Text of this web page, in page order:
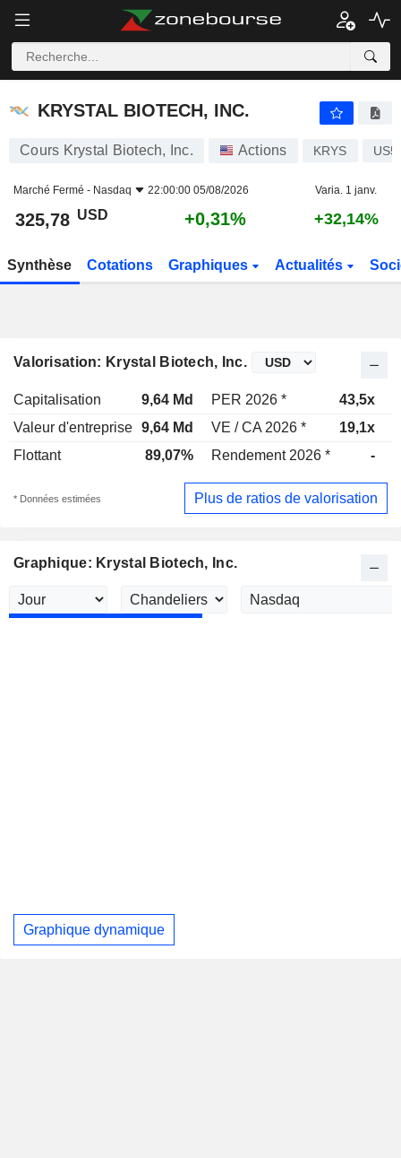
KRYSTAL BIOTECH, INC.
KRYSTAL BIOTECH, INC.
Cours Krystal Biotech, Inc. Actions KRYS
Marché Fermé - Nasdaq 22:00:00 05/08/2026 Varia. 1 janv.
325,78 USD +0,31% +32,14%
Synthèse Cotations Graphiques Actualités
Valorisation: Krystal Biotech, Inc.
Capitalisation 9,64 Md PER 2026 * 43,5x
Valeur d'entreprise 9,64 Md VE / CA 2026 * 19,1x
Flottant
89,07% Rendement 2026 * -
* Données estimées Plus de ratios de valorisation
Graphique: Krystal Biotech, Inc.
Graphique dynamique